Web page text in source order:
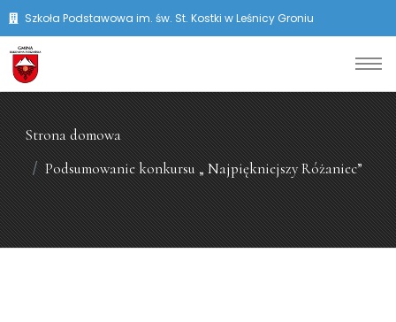
Szkoła Podstawowa im. św. St. Kostki w Leśnicy Groniu
Strona domowa
Podsumowanie konkursu „ Najpiękniejszy Różaniec”